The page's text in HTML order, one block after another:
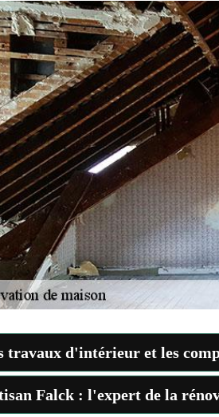
travaux d'intérieur et les
Falck : l'expert de la